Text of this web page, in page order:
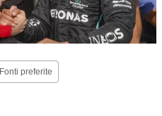
Fonti preferite